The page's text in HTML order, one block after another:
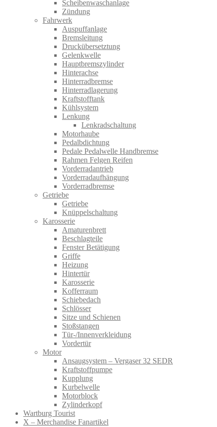
Scheibenwaschanlage
Zündung
Fahrwerk
Auspuffanlage
Bremsleitung
Druckübersetztung
Gelenkwelle
Hauptbremszylinder
Hinterachse
Hinterradbremse
Hinterradlagerung
Kraftstofftank
Kühlsystem
Lenkung
Lenkradschaltung
Motorhaube
Pedalbdichtung
Pedale Pedalwelle Handbremse
Rahmen Felgen Reifen
Vorderradantrieb
Vorderradaufhängung
Vorderradbremse
Getriebe
Getriebe
Knüppelschaltung
Karosserie
Amaturenbrett
Beschlagteile
Fenster Betätigung
Griffe
Heizung
Hintertür
Karosserie
Kofferraum
Schiebedach
Schlösser
Sitze und Schienen
Stoßstangen
Tür-/Innenverkleidung
Vordertür
Motor
Ansaugsystem – Vergaser 32 SEDR
Kraftstoffpumpe
Kupplung
Kurbelwelle
Motorblock
Zylinderkopf
Wartburg Tourist
X – Merchandise Fanartikel